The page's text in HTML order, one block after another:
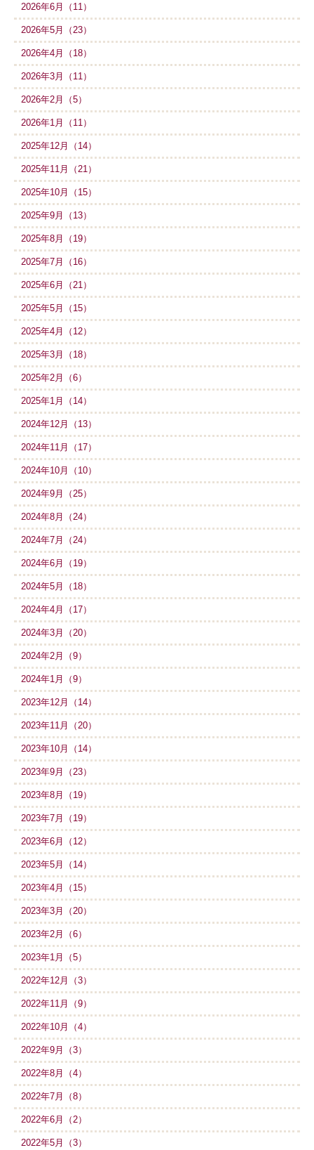
2026年6月（11）
2026年5月（23）
2026年4月（18）
2026年3月（11）
2026年2月（5）
2026年1月（11）
2025年12月（14）
2025年11月（21）
2025年10月（15）
2025年9月（13）
2025年8月（19）
2025年7月（16）
2025年6月（21）
2025年5月（15）
2025年4月（12）
2025年3月（18）
2025年2月（6）
2025年1月（14）
2024年12月（13）
2024年11月（17）
2024年10月（10）
2024年9月（25）
2024年8月（24）
2024年7月（24）
2024年6月（19）
2024年5月（18）
2024年4月（17）
2024年3月（20）
2024年2月（9）
2024年1月（9）
2023年12月（14）
2023年11月（20）
2023年10月（14）
2023年9月（23）
2023年8月（19）
2023年7月（19）
2023年6月（12）
2023年5月（14）
2023年4月（15）
2023年3月（20）
2023年2月（6）
2023年1月（5）
2022年12月（3）
2022年11月（9）
2022年10月（4）
2022年9月（3）
2022年8月（4）
2022年7月（8）
2022年6月（2）
2022年5月（3）